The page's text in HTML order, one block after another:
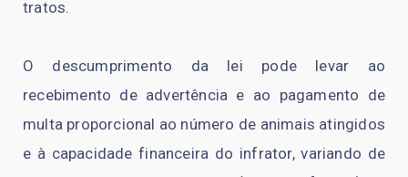
tratos.
O descumprimento da lei pode levar ao
recebimento de advertência e ao pagamento de
multa proporcional ao número de animais atingidos
e à capacidade financeira do infrator, variando de